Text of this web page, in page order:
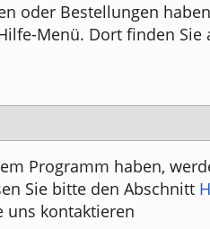
oder Bestellungen
Menü. Dort finden Sie
Programm haben,
Sie bitte den Abschnitt
uns kontaktieren